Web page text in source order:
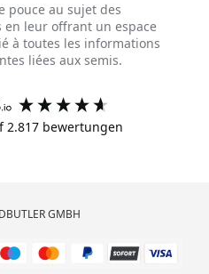
pouce au sujet des
en leur offrant un espace
à toutes les informations
liées aux semis.
2.817bewertungen
GMBH